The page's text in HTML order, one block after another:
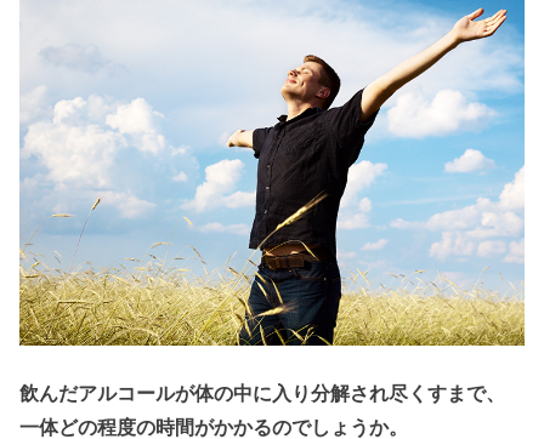
飲んだアルコールが体の中に入り分解され尽くすまで、
一体どの程度の時間がかかるのでしょうか。